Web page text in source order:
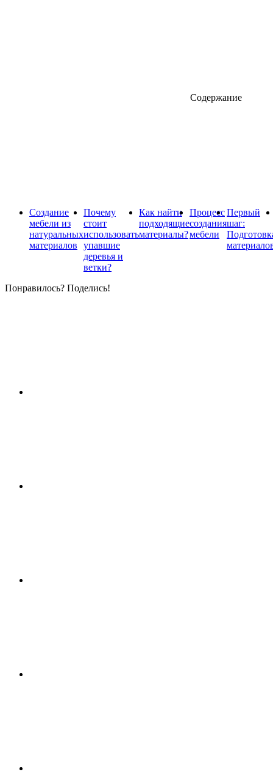
Содержание
Создание
мебели из
натуральных
материалов
Почему
стоит
использовать
упавшие
деревья и
ветки?
Как найти
подходящие
материалы?
Процесс
создания
мебели
Первый
шаг:
Понравилось? Поделись!